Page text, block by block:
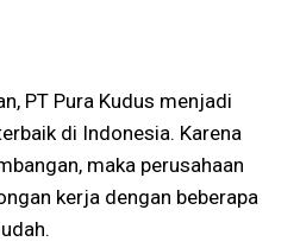
PT Pura Kudus menjadi
di Indonesia. Karena
maka perusahaan
kerja dengan beberapa